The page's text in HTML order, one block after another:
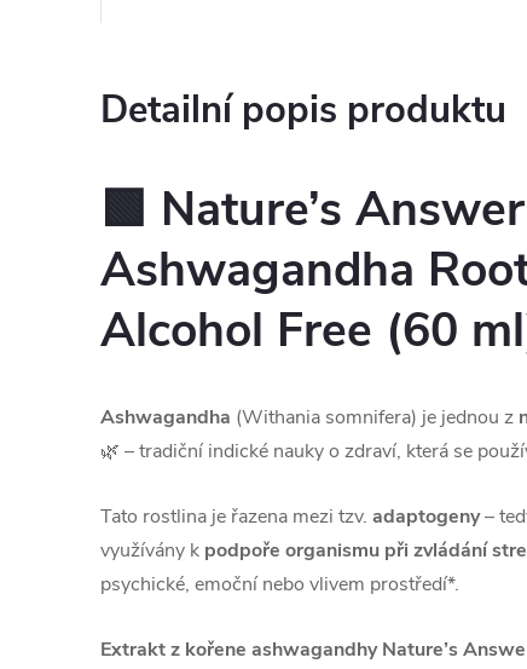
Detailní popis produktu
🟩 Nature’s Answer
Ashwagandha
Alcohol Free (60
Ashwagandha (Withania somnifera) je jednou z
🌿 – tradiční indické nauky o zdraví, která se
Tato rostlina je řazena mezi tzv. adaptogeny–
využívány k podpoře organismu při zvládání
psychické, emoční nebo vlivem prostředí*.
Extrakt z kořene ashwagandhy Nature’s